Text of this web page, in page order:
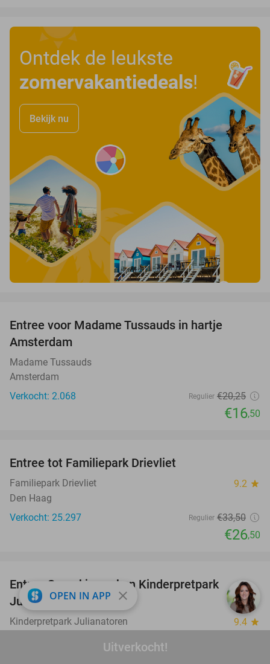
Uitverkocht!
Ontdek de leukste
zomervakantiedeals!
Bekijk nu
Entree voor Madame Tussauds in hartje
Amsterdam
Madame Tussauds
Amsterdam
Verkocht: 2.068
Regulier €20,25
€16,50
Entree tot Familiepark Drievliet
Familiepark Drievliet 9.2 star
Den Haag
Verkocht: 25.297
Regulier €33,50
€26,50
39%
Entree Sprookjesweken Kinderpretpark
Julianatoren
Kinderpretpark Julianatoren 9.4 star
OPEN IN APP close